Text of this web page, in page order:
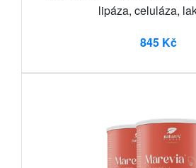
lipáza, celuláza,
845 Kč